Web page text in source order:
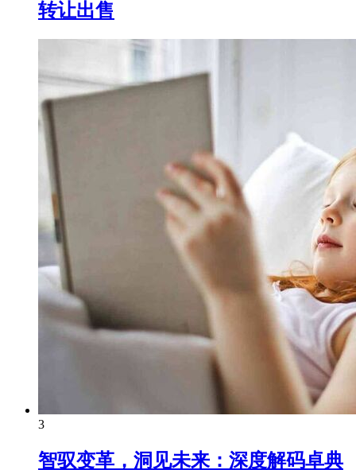
转让出售
3
智驭变革，洞见未来：深度解码卓典